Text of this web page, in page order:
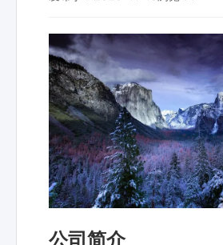
公司简介